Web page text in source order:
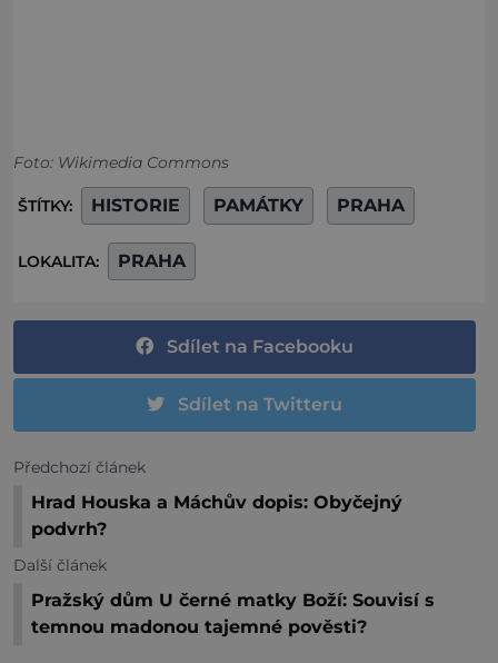
Foto: Wikimedia Commons
ŠTÍTKY: HISTORIE PAMÁTKY PRAHA
LOKALITA: PRAHA
Sdílet na Facebooku
Sdílet na Twitteru
Předchozí článek
Hrad Houska a Máchův dopis: Obyčejný
podvrh?
Další článek
Pražský dům U černé matky Boží: Souvisí s
temnou madonou tajemné pověsti?